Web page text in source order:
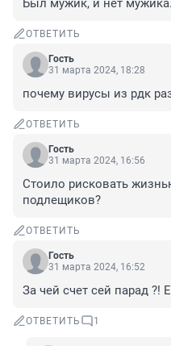
Был мужик, и нет
ОТВЕТИТЬ
Гость
31 марта 2024, 18:28
почему вирусы из рдк
ОТВЕТИТЬ
Гость
31 марта 2024, 16:56
Стоило рисковать
подлещиков?
ОТВЕТИТЬ
Гость
31 марта 2024, 16:52
За чей счет сей парад ?!
ОТВЕТИТЬ 1